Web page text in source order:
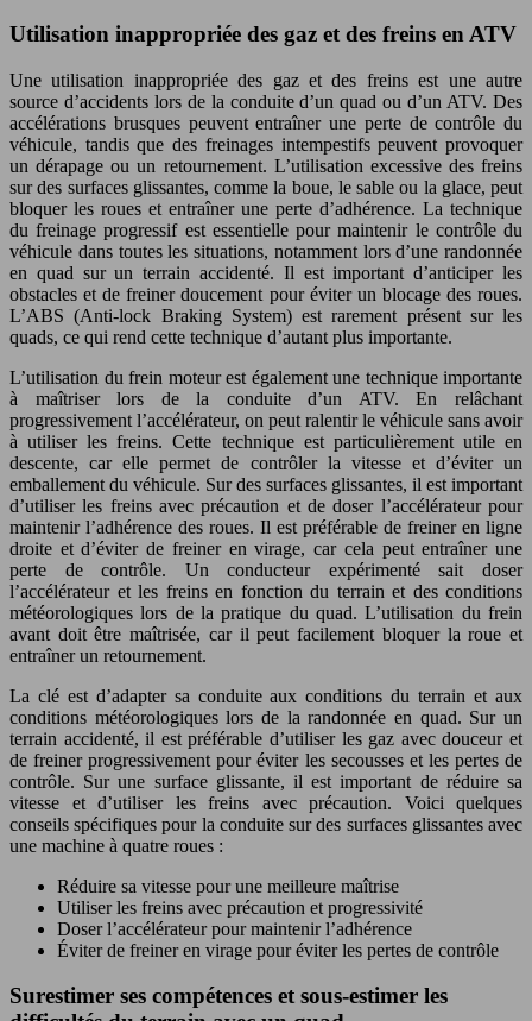
Utilisation inappropriée des gaz et des freins en ATV
Une utilisation inappropriée des gaz et des freins est une autre
source d’accidents lors de la conduite d’un quad ou d’un ATV. Des
accélérations brusques peuvent entraîner une perte de contrôle du
véhicule, tandis que des freinages intempestifs peuvent provoquer
un dérapage ou un retournement. L’utilisation excessive des freins
sur des surfaces glissantes, comme la boue, le sable ou la glace, peut
bloquer les roues et entraîner une perte d’adhérence. La technique
du freinage progressif est essentielle pour maintenir le contrôle du
véhicule dans toutes les situations, notamment lors d’une randonnée
en quad sur un terrain accidenté. Il est important d’anticiper les
obstacles et de freiner doucement pour éviter un blocage des roues.
L’ABS (Anti-lock Braking System) est rarement présent sur les
quads, ce qui rend cette technique d’autant plus importante.
L’utilisation du frein moteur est également une technique importante
à maîtriser lors de la conduite d’un ATV. En relâchant
progressivement l’accélérateur, on peut ralentir le véhicule sans avoir
à utiliser les freins. Cette technique est particulièrement utile en
descente, car elle permet de contrôler la vitesse et d’éviter un
emballement du véhicule. Sur des surfaces glissantes, il est important
d’utiliser les freins avec précaution et de doser l’accélérateur pour
maintenir l’adhérence des roues. Il est préférable de freiner en ligne
droite et d’éviter de freiner en virage, car cela peut entraîner une
perte de contrôle. Un conducteur expérimenté sait doser
l’accélérateur et les freins en fonction du terrain et des conditions
météorologiques lors de la pratique du quad. L’utilisation du frein
avant doit être maîtrisée, car il peut facilement bloquer la roue et
entraîner un retournement.
La clé est d’adapter sa conduite aux conditions du terrain et aux
conditions météorologiques lors de la randonnée en quad. Sur un
terrain accidenté, il est préférable d’utiliser les gaz avec douceur et
de freiner progressivement pour éviter les secousses et les pertes de
contrôle. Sur une surface glissante, il est important de réduire sa
vitesse et d’utiliser les freins avec précaution. Voici quelques
conseils spécifiques pour la conduite sur des surfaces glissantes avec
une machine à quatre roues :
Réduire sa vitesse pour une meilleure maîtrise
Utiliser les freins avec précaution et progressivité
Doser l’accélérateur pour maintenir l’adhérence
Éviter de freiner en virage pour éviter les pertes de contrôle
Surestimer ses compétences et sous-estimer les